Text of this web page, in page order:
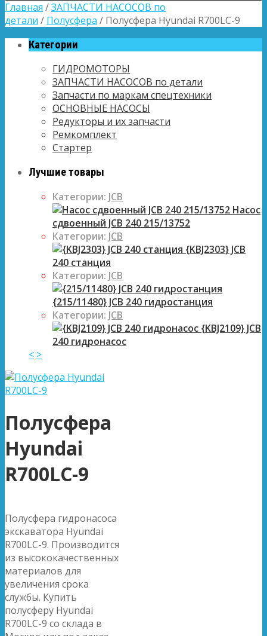
Главная /ЗАПЧАСТИ НАСОСОВ по
детали / Полусфера / Полусфера Hyundai R700LC-9
Категории
ГИДРОМОТОРЫ
ЗАПЧАСТИ НАСОСОВ по детали
Запчасти по маркам спецтехники
ОСНОВНЫЕ НАСОСЫ
Редукторы и их запчасти
Ремкомплект
Стартер
Лучшие товары
Категории: JCB
Насос
сдвоенный JCB 240 215/13752
Категории: JCB
{KBJ2303} JCB
240 станция
Категории: JCB
{215/11480} JCB 240 гидростанция
Категории: JCB
{KBJ2109} JCB
240 гидронасос
< >
Полусфера
Hyundai
R700LC-9
Полусфера гидронасоса
экскаватора Hyundai
R700LC-9. Производится
из высококачественных
материалов для
увеличения срока
службы. Купить
полусферу Hyundai
R700LC-9 со склада в